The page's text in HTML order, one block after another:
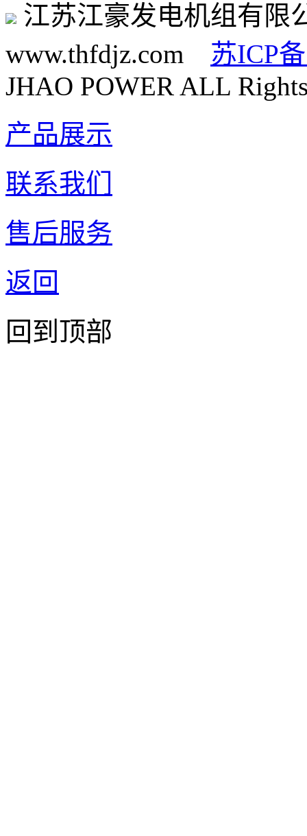
江苏江豪发电机组有
www.thfdjz.com 苏ICP
JHAO POWER ALL
产品展示
联系我们
售后服务
返回
回到顶部